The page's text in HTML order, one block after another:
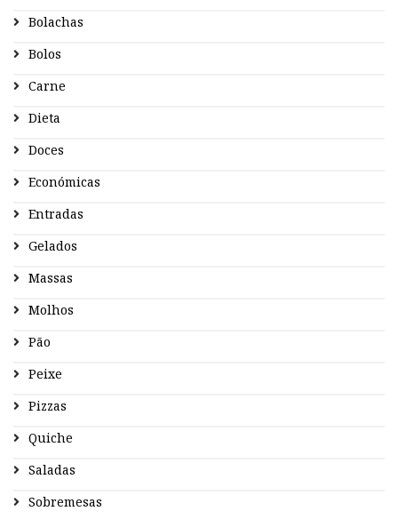
Bolachas
Bolos
Carne
Dieta
Doces
Económicas
Entradas
Gelados
Massas
Molhos
Pão
Peixe
Pizzas
Quiche
Saladas
Sobremesas